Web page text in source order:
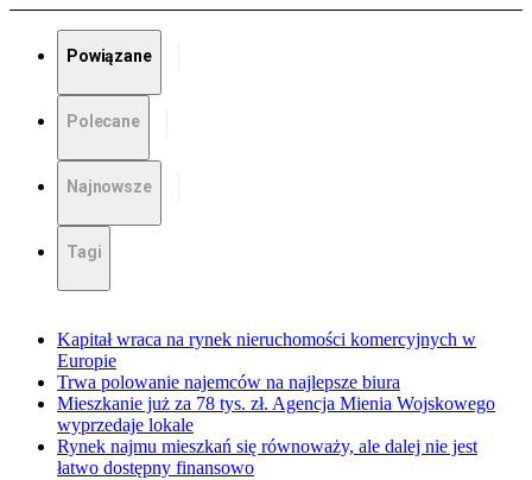
Powiązane
Polecane
Najnowsze
Tagi
Kapitał wraca na rynek nieruchomości komercyjnych w
Europie
Trwa polowanie najemców na najlepsze biura
Mieszkanie już za 78 tys. zł. Agencja Mienia Wojskowego
wyprzedaje lokale
Rynek najmu mieszkań się równoważy, ale dalej nie jest
łatwo dostępny finansowo